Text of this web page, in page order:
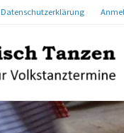
Datenschutzerklärung